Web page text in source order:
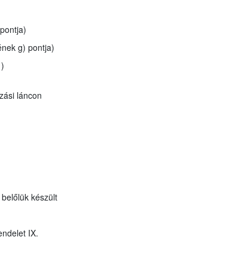
g) pontja)
láncon
készült
IX.